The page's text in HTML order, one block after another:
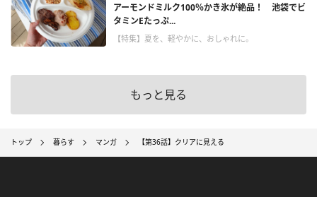
アーモンドミルク100％かき氷が絶品！ 池袋でビ
タミンEたっぷ...
【特集】夏を、軽やかに、おしゃれに。
もっと見る
トップ 暮らす マンガ 【第36話】クリアに見える